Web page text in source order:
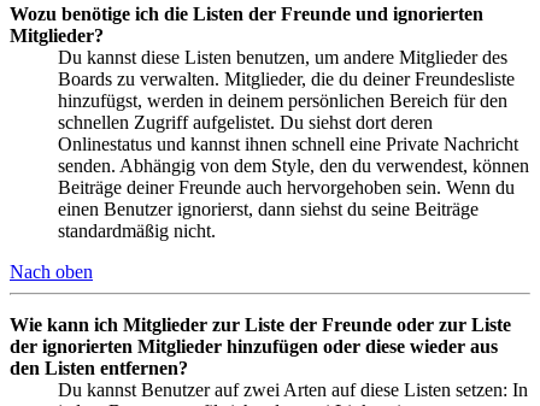
Wozu benötige ich die Listen der Freunde und ignorierten
Mitglieder?
Du kannst diese Listen benutzen, um andere Mitglieder des
Boards zu verwalten. Mitglieder, die du deiner Freundesliste
hinzufügst, werden in deinem persönlichen Bereich für den
schnellen Zugriff aufgelistet. Du siehst dort deren
Onlinestatus und kannst ihnen schnell eine Private Nachricht
senden. Abhängig von dem Style, den du verwendest, können
Beiträge deiner Freunde auch hervorgehoben sein. Wenn du
einen Benutzer ignorierst, dann siehst du seine Beiträge
standardmäßig nicht.
Nach oben
Wie kann ich Mitglieder zur Liste der Freunde oder zur Liste
der ignorierten Mitglieder hinzufügen oder diese wieder aus
den Listen entfernen?
Du kannst Benutzer auf zwei Arten auf diese Listen setzen: In